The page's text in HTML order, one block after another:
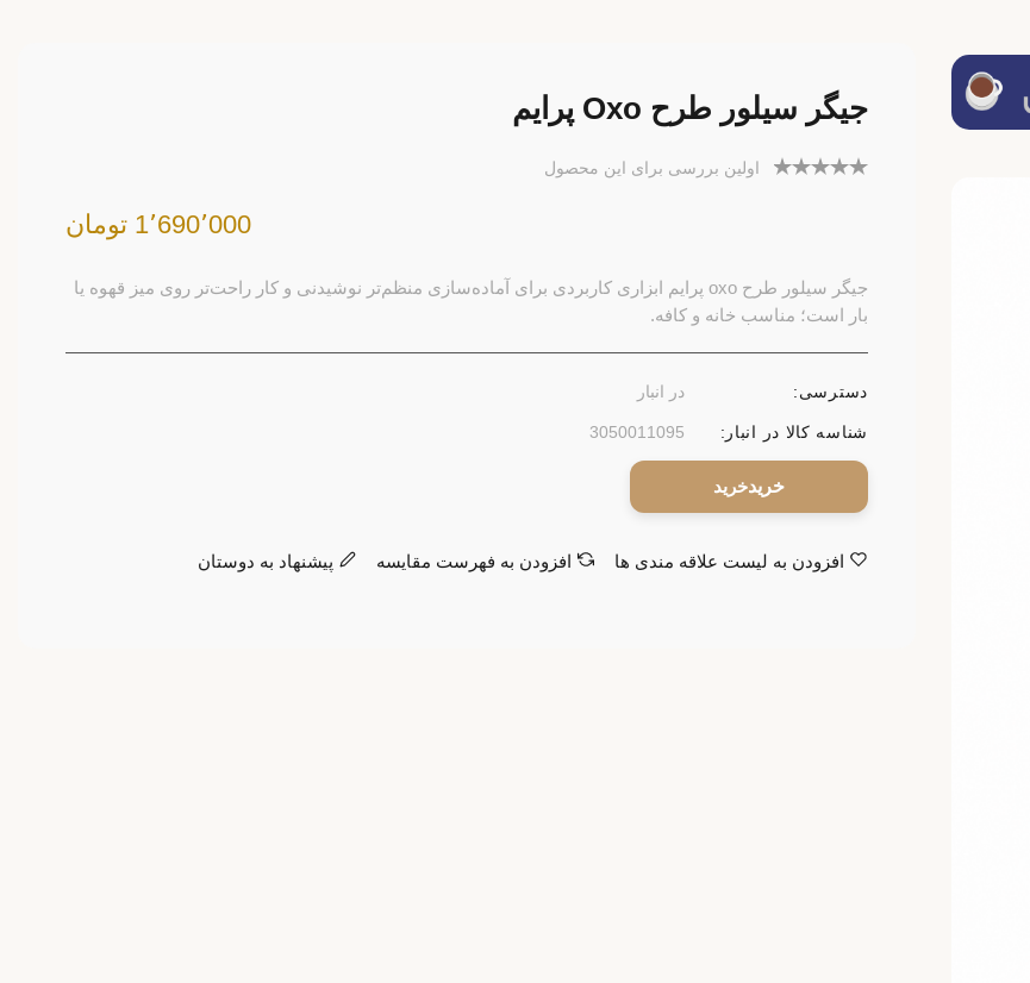
جیگر سیلور طرح Oxo پرایم
اولین بررسی برای این محصول
1٬690٬000 تومان
جیگر سیلور طرح oxo پرایم ابزاری کاربردی برای آماده‌سازی منظم‌تر نوشیدنی و کار راحت‌تر روی میز قهوه یا
بار است؛ مناسب خانه و کافه.
دسترسی: در انبار
شناسه کالا در انبار: 3050011095
خرید
افزودن به لیست علاقه مندی ها افزودن به فهرست مقایسه پیشنهاد به دوستان